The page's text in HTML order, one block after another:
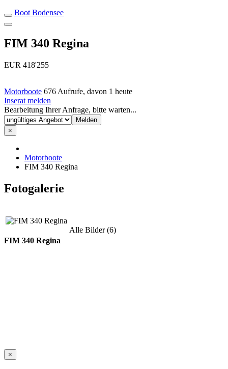
Boot Bodensee
FIM 340 Regina
EUR 418'255
Motorboote 676 Aufrufe, davon 1 heute
Inserat melden
Bearbeitung Ihrer Anfrage, bitte warten...
×
Motorboote
FIM 340 Regina
Fotogalerie
Alle Bilder (6)
FIM 340 Regina
×